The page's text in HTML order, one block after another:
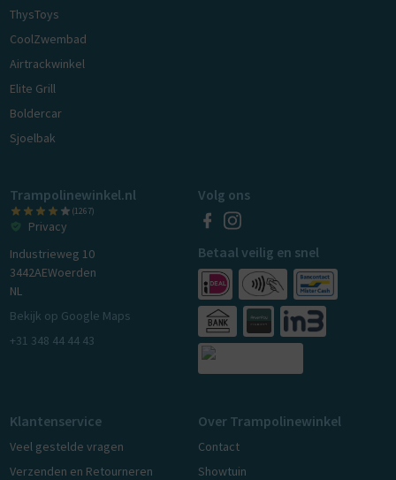
ThysToys
CoolZwembad
Airtrackwinkel
Elite Grill
Boldercar
Sjoelbak
Trampolinewinkel.nl
(1267)
Privacy
Industrieweg 10
3442AEWoerden
NL
Bekijk op Google Maps
+31 348 44 44 43
Volg ons
Betaal veilig en snel
Klantenservice
Veel gestelde vragen
Verzenden en Retourneren
Over Trampolinewinkel
Contact
Showtuin